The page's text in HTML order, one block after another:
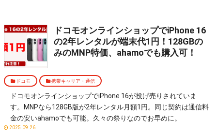
ドコモオンラインショップでiPhone 16
の2年レンタルが端末代1円！128GBの
みのMNP特価、ahamoでも購入可！
ドコモ 携帯キャリア・通信
ドコモオンラインショップでiPhone 16が投げ売りされていま
す。MNPなら128GB版が2年レンタル月額1円。同じ契約は通信料
金の安いahamoでも可能。久々の祭りなのでお早めに。
2025.09.26